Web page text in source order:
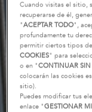
Cuando visitas el sitio,
recuperarse de él,
"ACEPTAR TODO",
profundamente tu
permitir ciertos tipos
COOKIES" para
o en "CONTINUAR SIN
colocarán las cookies
sitio).
Puedes modificar tus
enlace "GESTIONAR